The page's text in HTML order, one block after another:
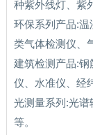
种紫外线灯、紫
环保系列产品:温
类气体检测仪、
建筑检测产品:钢
仪、水准仪、经
光测量系列:光谱
等。